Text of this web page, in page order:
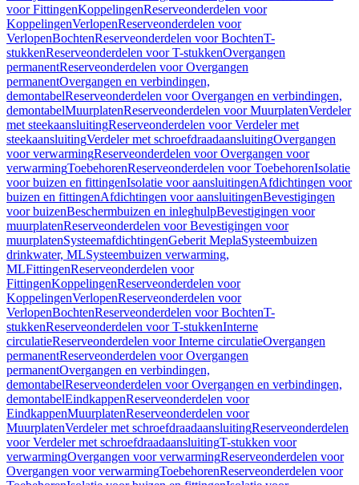
voor FittingenKoppelingenReserveonderdelen voor
KoppelingenVerlopenReserveonderdelen voor
VerlopenBochtenReserveonderdelen voor BochtenT-
stukkenReserveonderdelen voor T-stukkenOvergangen
permanentReserveonderdelen voor Overgangen
permanentOvergangen en verbindingen,
demontabelReserveonderdelen voor Overgangen en verbindingen,
demontabelMuurplatenReserveonderdelen voor MuurplatenVerdeler
met steekaansluitingReserveonderdelen voor Verdeler met
steekaansluitingVerdeler met schroefdraadaansluitingOvergangen
voor verwarmingReserveonderdelen voor Overgangen voor
verwarmingToebehorenReserveonderdelen voor ToebehorenIsolatie
voor buizen en fittingenIsolatie voor aansluitingenAfdichtingen voor
buizen en fittingenAfdichtingen voor aansluitingenBevestigingen
voor buizenBeschermbuizen en inleghulpBevestigingen voor
muurplatenReserveonderdelen voor Bevestigingen voor
muurplatenSysteemafdichtingenGeberit MeplaSysteembuizen
drinkwater, MLSysteembuizen verwarming,
MLFittingenReserveonderdelen voor
FittingenKoppelingenReserveonderdelen voor
KoppelingenVerlopenReserveonderdelen voor
VerlopenBochtenReserveonderdelen voor BochtenT-
stukkenReserveonderdelen voor T-stukkenInterne
circulatieReserveonderdelen voor Interne circulatieOvergangen
permanentReserveonderdelen voor Overgangen
permanentOvergangen en verbindingen,
demontabelReserveonderdelen voor Overgangen en verbindingen,
demontabelEindkappenReserveonderdelen voor
EindkappenMuurplatenReserveonderdelen voor
MuurplatenVerdeler met schroefdraadaansluitingReserveonderdelen
voor Verdeler met schroefdraadaansluitingT-stukken voor
verwarmingOvergangen voor verwarmingReserveonderdelen voor
Overgangen voor verwarmingToebehorenReserveonderdelen voor